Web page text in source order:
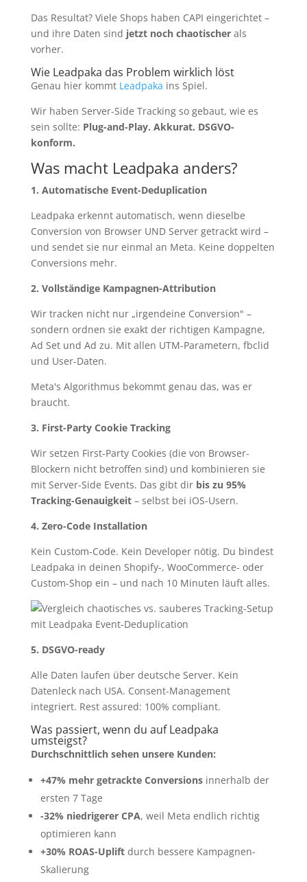
Das Resultat? Viele Shops haben CAPI eingerichtet –
und ihre Daten sind jetzt noch chaotischerals
vorher.
Wie Leadpaka das Problem wirklich löst
Genau hier kommt Leadpaka ins Spiel.
Wir haben Server-Side Tracking so gebaut, wie es
sein sollte: Plug-and-Play. Akkurat. DSGVO-
konform.
Was macht Leadpaka anders?
1. Automatische Event-Deduplication
Leadpaka erkennt automatisch, wenn dieselbe
Conversion von Browser UND Server getrackt wird –
und sendet sie nur einmal an Meta. Keine doppelten
Conversions mehr.
2. Vollständige Kampagnen-Attribution
Wir tracken nicht nur „irgendeine Conversion" –
sondern ordnen sie exakt der richtigen Kampagne,
Ad Set und Ad zu. Mit allen UTM-Parametern, fbclid
und User-Daten.
Meta's Algorithmus bekommt genau das, was er
braucht.
3. First-Party Cookie Tracking
Wir setzen First-Party Cookies (die von Browser-
Blockern nicht betroffen sind) und kombinieren sie
mit Server-Side Events. Das gibt dir bis zu 95%
Tracking-Genauigkeit– selbst bei iOS-Usern.
4. Zero-Code Installation
Kein Custom-Code. Kein Developer nötig. Du bindest
Leadpaka in deinen Shopify-, WooCommerce- oder
Custom-Shop ein – und nach 10 Minuten läuft alles.
5. DSGVO-ready
Alle Daten laufen über deutsche Server. Kein
Datenleck nach USA. Consent-Management
integriert. Rest assured: 100% compliant.
Was passiert, wenn du auf Leadpaka
umsteigst?
Durchschnittlich sehen unsere Kunden:
+47% mehr getrackte Conversionsinnerhalb der
ersten 7 Tage
-32% niedrigerer CPA, weil Meta endlich richtig
optimieren kann
+30% ROAS-Upliftdurch bessere Kampagnen-
Skalierung